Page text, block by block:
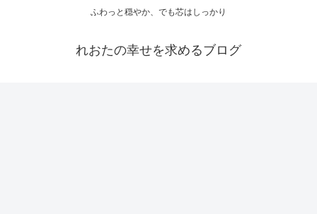
ふわっと穏やか、でも芯はしっかり
れおたの幸せを求めるブログ